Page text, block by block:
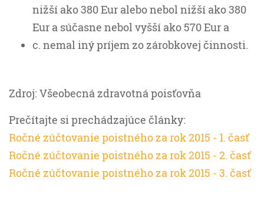
nižší ako 380 Eur alebo nebol nižší ako 380
Eur a súčasne nebol vyšší ako 570 Eur a
c. nemal iný príjem zo zárobkovej činnosti.
Zdroj: Všeobecná zdravotná poisťovňa
Prečítajte si prechádzajúce články:
Ročné zúčtovanie poistného za rok 2015 - 1. časť
Ročné zúčtovanie poistného za rok 2015 - 2. časť
Ročné zúčtovanie poistného za rok 2015 - 3. časť